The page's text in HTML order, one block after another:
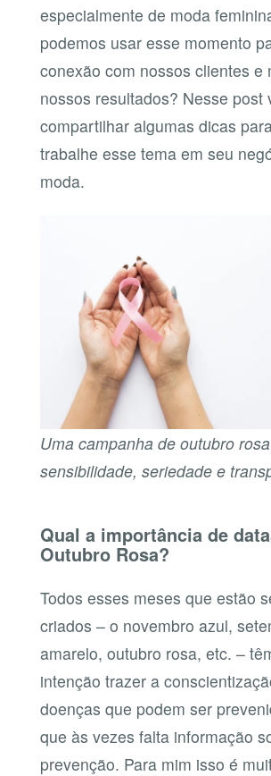
especialmente de moda
podemos usar esse momento
conexão com nossos clientes e
nossos resultados? Nesse post
compartilhar algumas dicas
trabalhe esse tema em seu
moda.
Uma campanha de outubro
sensibilidade, seriedade e
Qual a importância de
Outubro Rosa?
Todos esses meses que estão
criados – o novembro azul,
amarelo, outubro rosa, etc. –
intenção trazer a
doenças que podem ser
que às vezes falta informação
prevenção. Para mim isso é